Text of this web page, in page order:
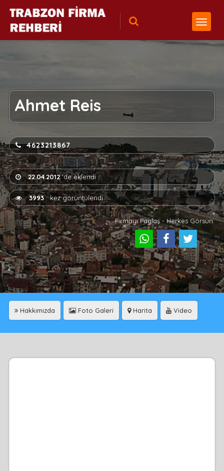
Ahmet Reis
4623213867
22.04.2012'de eklendi
3993kez görüntülendi
Firmayı Paylaş - Herkes Görsün
Hakkımızda Foto Galeri Harita Video